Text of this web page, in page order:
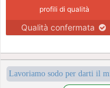
profili di qualità
Qualità confermata
Lavoriamo sodo per darti il